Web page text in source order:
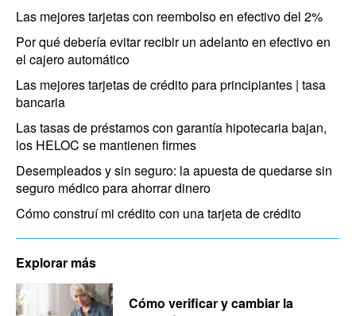
Las mejores tarjetas con reembolso en efectivo del 2%
Por qué debería evitar recibir un adelanto en efectivo en
el cajero automático
Las mejores tarjetas de crédito para principiantes | tasa
bancaria
Las tasas de préstamos con garantía hipotecaria bajan,
los HELOC se mantienen firmes
Desempleados y sin seguro: la apuesta de quedarse sin
seguro médico para ahorrar dinero
Cómo construí mi crédito con una tarjeta de crédito
Explorar más
Cómo verificar y cambiar la